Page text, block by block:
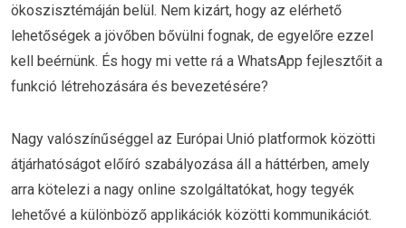
ökoszisztémáján belül. Nem kizárt, hogy az elérhető
lehetőségek a jövőben bővülni fognak, de egyelőre ezzel
kell beérnünk. És hogy mi vette rá a WhatsApp fejlesztőit a
funkció létrehozására és bevezetésére?
Nagy valószínűséggel az Európai Unió platformok közötti
átjárhatóságot előíró szabályozása áll a háttérben, amely
arra kötelezi a nagy online szolgáltatókat, hogy tegyék
lehetővé a különböző applikációk közötti kommunikációt.